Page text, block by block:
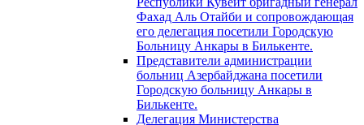
Фахад Аль Отайби и сопровождающая
его делегация посетили Городскую
Больницу Анкары в Билькенте.
Представители администрации
больниц Азербайджана посетили
Городскую больницу Aнкары в
Билькенте.
Делегация Министерства